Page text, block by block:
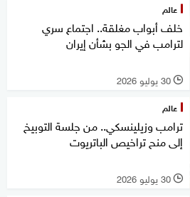
عالم
خلف أبواب مغلقة.. اجتماع سري
لترامب في الجو بشأن إيران
l 30 يوليو 2026
عالم
ترامب وزيلينسكي.. من جلسة التوبيخ
إلى منح تراخيص الباتريوت
l 30 يوليو 2026